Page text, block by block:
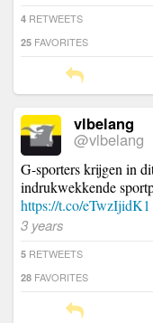
4 RETWEETS
25 FAVORITES
vlbelang
@vlbelang
G-sporters krijgen in
indrukwekkende
https://t.co/eTwzIjidK1
3 years
5 RETWEETS
28 FAVORITES